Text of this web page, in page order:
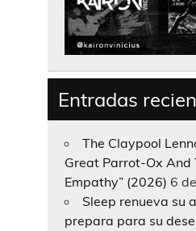
Entradas
The Claypool
Great Parrot-Ox And
Empathy” (2026) 6
Sleep renueva su
prepara para su